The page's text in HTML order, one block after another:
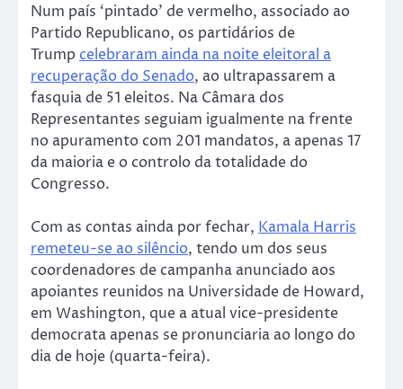
Num país ‘pintado’ de vermelho, associado ao
Partido Republicano, os partidários de
Trump celebraram ainda na noite eleitoral a
recuperação do Senado, ao ultrapassarem a
fasquia de 51 eleitos. Na Câmara dos
Representantes seguiam igualmente na frente
no apuramento com 201 mandatos, a apenas 17
da maioria e o controlo da totalidade do
Congresso.
Com as contas ainda por fechar, Kamala Harris
remeteu-se ao silêncio, tendo um dos seus
coordenadores de campanha anunciado aos
apoiantes reunidos na Universidade de Howard,
em Washington, que a atual vice-presidente
democrata apenas se pronunciaria ao longo do
dia de hoje (quarta-feira).